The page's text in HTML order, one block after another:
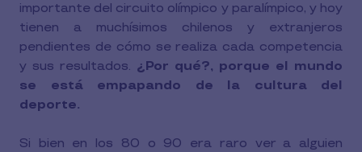
importante del circuito olímpico y paralímpico, y hoy
tienen a muchísimos chilenos y extranjeros
pendientes de cómo se realiza cada competencia
y sus resultados. ¿Por qué?, porque el mundo
se está empapando de la cultura del
deporte.
Si bien en los 80 o 90 era raro ver a alguien